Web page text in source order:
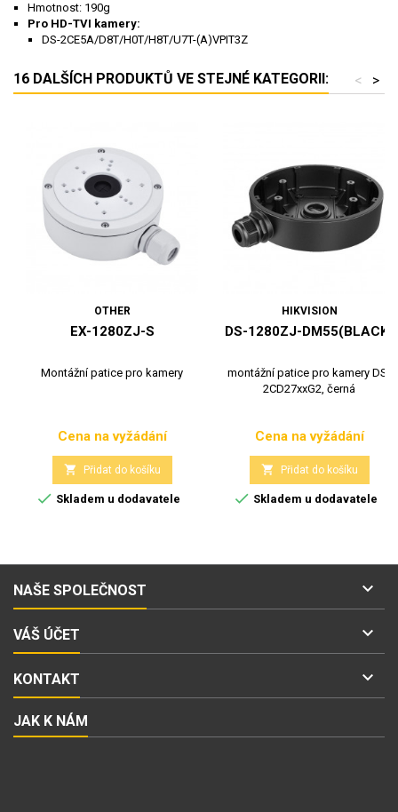
Hmotnost: 190g
Pro HD-TVI kamery:
DS-2CE5A/D8T/H0T/H8T/U7T-(A)VPIT3Z
16 DALŠÍCH PRODUKTŮ VE STEJNÉ KATEGORII: >
<
OTHER
EX-1280ZJ-S
Montážní patice pro kamery
Cena
Cena na vyžádání
 Přidat do košíku
 Skladem u dodavatele
HIKVISION
DS-1280ZJ-DM55(BLACK)
montážní patice pro kamery DS-
2CD27xxG2, černá
Cena
Cena na vyžádání
 Přidat do košíku
 Skladem u dodavatele
NAŠE SPOLEČNOST 
VÁŠ ÚČET 
KONTAKT 
JAK K NÁM